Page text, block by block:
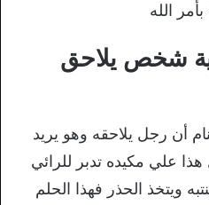
الله
شخص يلاحق
أن رجل يلاحقه وهو يريد
علي مكيده تدبر للرائي
ويتخذ الحذر فهذا الحلم